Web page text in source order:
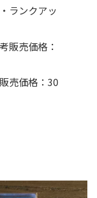
ランクアッ
販売価格：
売価格：30